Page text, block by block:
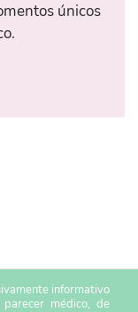
únicos
informativo
médico, de